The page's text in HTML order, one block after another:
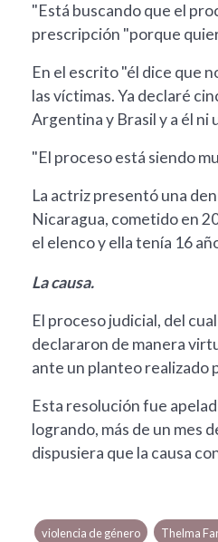
"Está buscando que el
prescripción "porque
En el escrito "él dice que
las víctimas. Ya declaré
Argentina y Brasil y a él ni
"El proceso está siendo
La actriz presentó una
Nicaragua, cometido en
el elenco y ella tenía 16
La causa.
El proceso judicial, del
declararon de manera
ante un planteo realizado
Esta resolución fue
logrando, más de un mes
dispusiera que la causa
violencia de género Thelma